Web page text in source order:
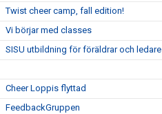
Twist cheer camp, fall edition!
Vi börjar med classes
SISU utbildning för föräldrar och ledare
Cheer Loppis flyttad
FeedbackGruppen